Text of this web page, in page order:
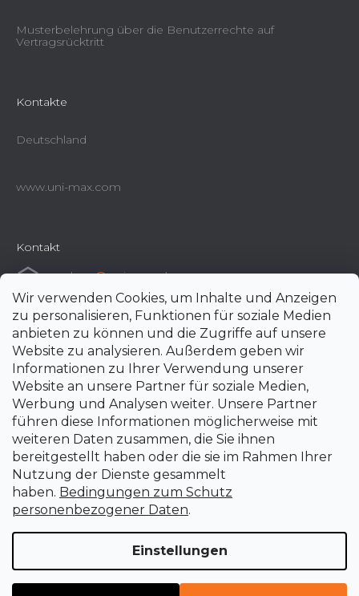
Wir verwenden Cookies, um Inhalte und Anzeigen
zu personalisieren, Funktionen für soziale Medien
anbieten zu können und die Zugriffe auf unsere
Website zu analysieren. Außerdem geben wir
Informationen zu Ihrer Verwendung unserer
Website an unsere Partner für soziale Medien,
Werbung und Analysen weiter. Unsere Partner
führen diese Informationen möglicherweise mit
weiteren Daten zusammen, die Sie ihnen
bereitgestellt haben oder die sie im Rahmen Ihrer
Nutzung der Dienste gesammelt
haben. Bedingungen zum Schutz
personenbezogener Daten.
Einstellungen
Musterbelehrung über die Benutzerrechte auf
Vertragsrücktritt
Kontakte
Deutschland
www.uni-max.com
Kontakt
e-shop@uni-max.de
+420 266 190 190
Erstellt von Shoptet Premium